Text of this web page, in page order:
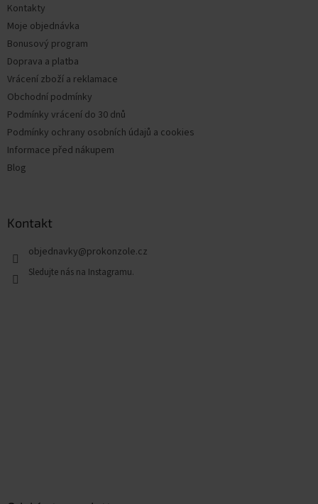
Kontakty
Moje objednávka
Bonusový program
Doprava a platba
Vrácení zboží a reklamace
Obchodní podmínky
Podmínky vrácení do 30 dnů
Podmínky ochrany osobních údajů a cookies
Informace před nákupem
Blog
Kontakt
objednavky@prokonzole.cz